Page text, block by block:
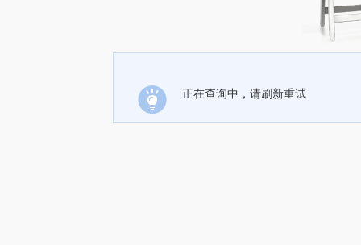
正在查询中，请刷新重试